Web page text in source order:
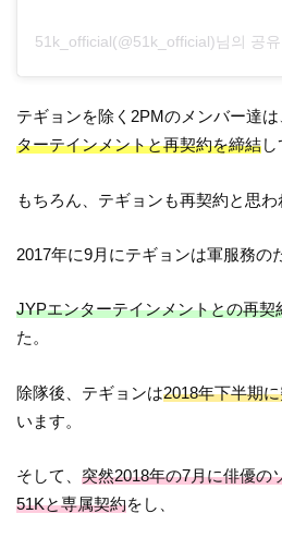
51k_official(@51k_official)님의 공
テギョンを除く2PMのメンバー達は
ターテインメントと再契約を締結
もちろん、テギョンも再契約と思
2017年に9月にテギョンは軍服務の
JYPエンターテインメントとの再契
た。
除隊後、テギョンは2018年下半期
います。
そして、突然2018年の7月に俳優の
51Kと専属契約をし、